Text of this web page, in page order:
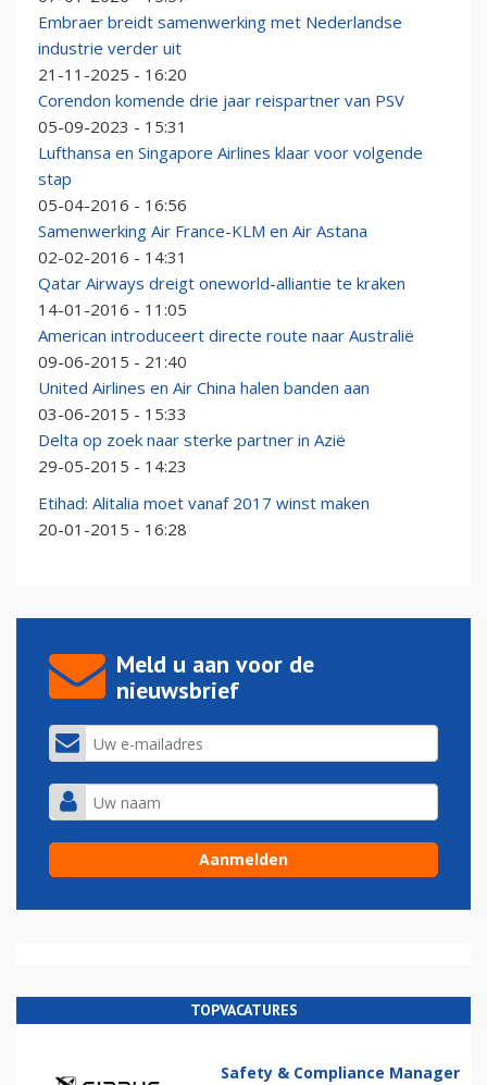
Embraer breidt samenwerking met Nederlandse
industrie verder uit
21-11-2025 - 16:20
Corendon komende drie jaar reispartner van PSV
05-09-2023 - 15:31
Lufthansa en Singapore Airlines klaar voor volgende
stap
05-04-2016 - 16:56
Samenwerking Air France-KLM en Air Astana
02-02-2016 - 14:31
Qatar Airways dreigt oneworld-alliantie te kraken
14-01-2016 - 11:05
American introduceert directe route naar Australië
09-06-2015 - 21:40
United Airlines en Air China halen banden aan
03-06-2015 - 15:33
Delta op zoek naar sterke partner in Azië
29-05-2015 - 14:23
Etihad: Alitalia moet vanaf 2017 winst maken
20-01-2015 - 16:28
Meld u aan voor de
nieuwsbrief
TOPVACATURES
Safety & Compliance Manager